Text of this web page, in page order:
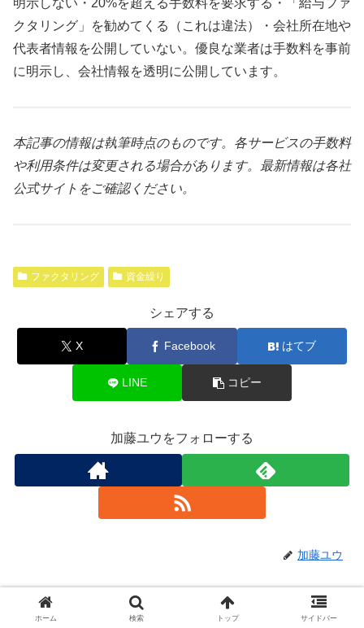
明示しない・20%を超える手数料を要求する・「給与ファ
クタリング」を勧めてくる（これは違法）・会社所在地や
代表者情報を公開していない。優良な業者は手数料を事前
に明示し、会社情報を透明に公開しています。
本記事の情報は執筆時点のものです。各サービスの手数料
や利用条件は変更される場合があります。最新情報は各社
公式サイトをご確認ください。
ファクタリング 資金繰り
シェアする
X Facebook はてブ
LINE コピー
加藤ユウをフォローする
加藤ユウ
関連記事
ホーム 検索 トップ サイドバー